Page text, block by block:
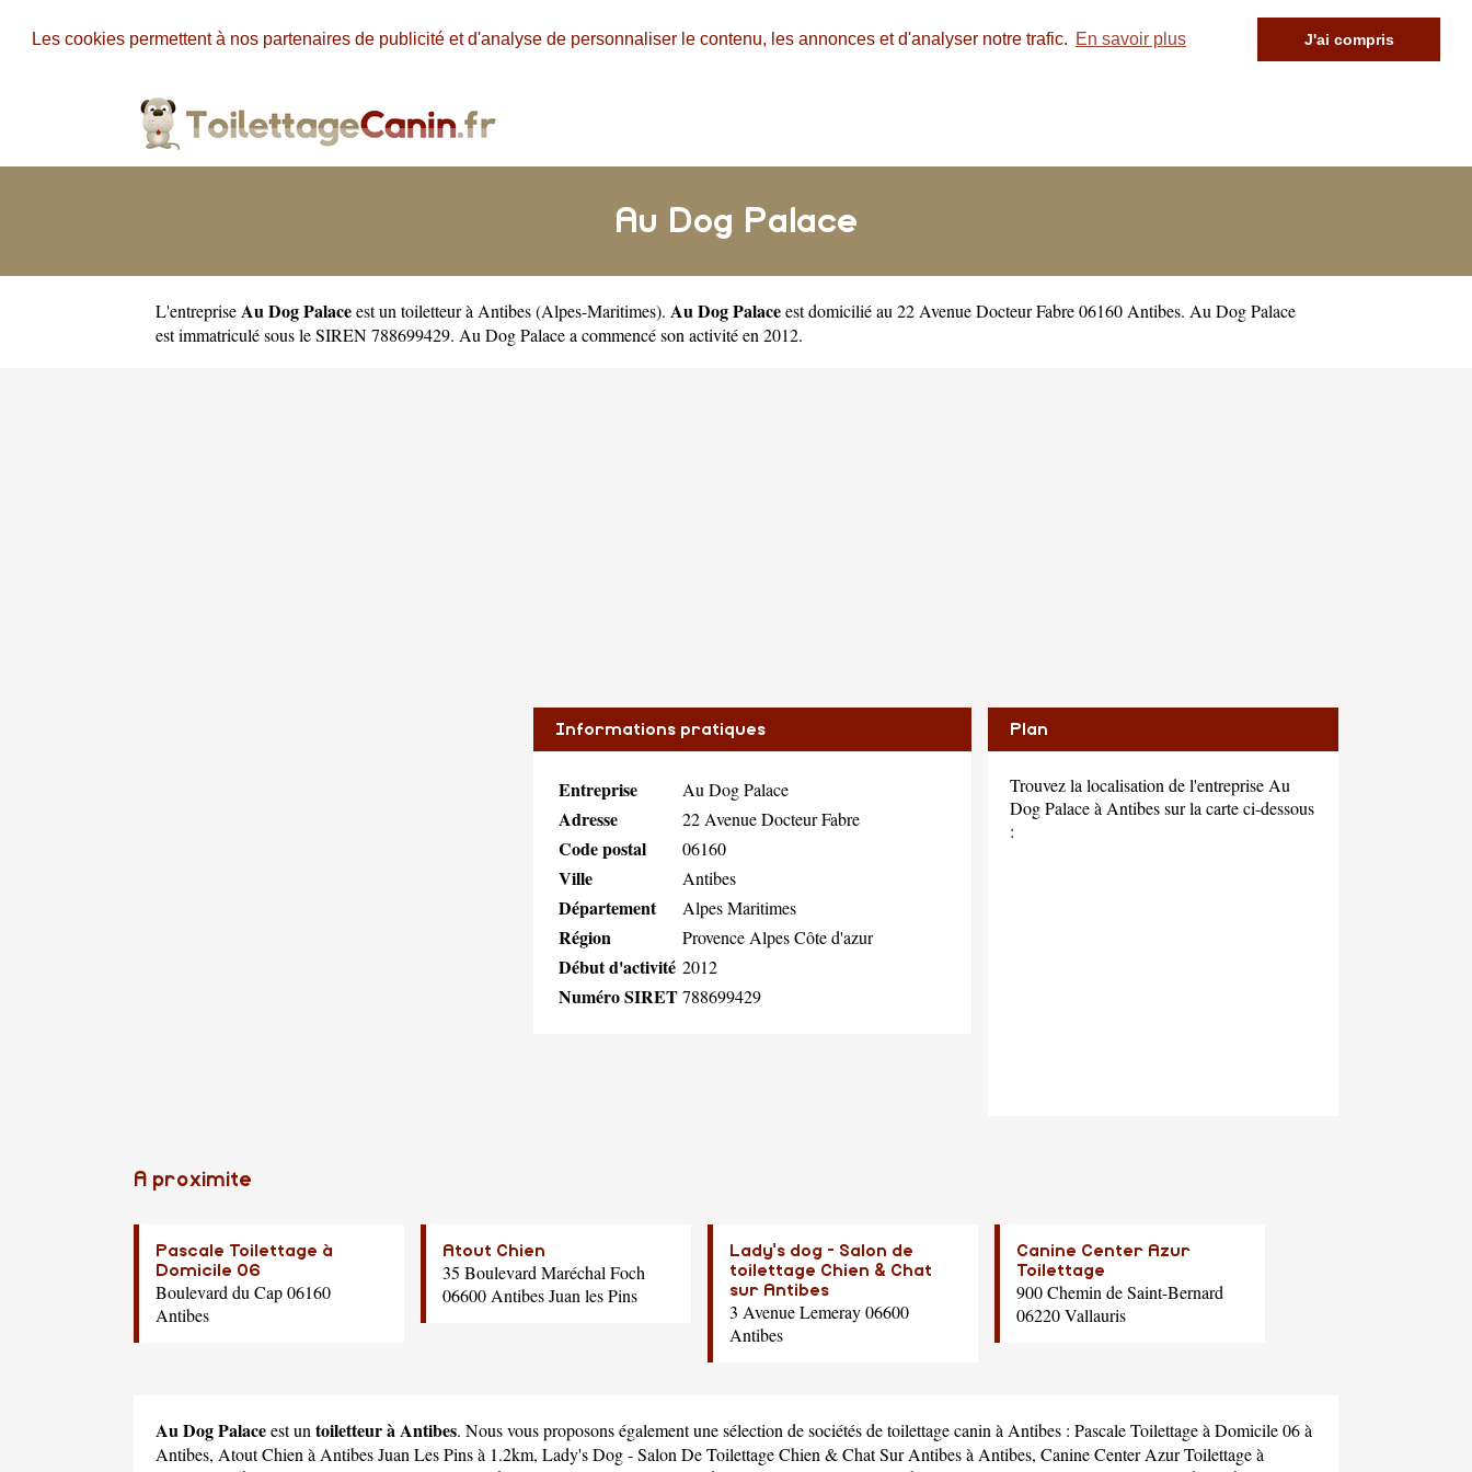
Les cookies permettent à nos partenaires de publicité et d'analyse de personnaliser le contenu, les annonces et d'analyser notre trafic. En savoir plus J'ai compris
Au Dog Palace
L'entreprise Au Dog Palaceest un toiletteur à Antibes(Alpes-Maritimes). Au Dog Palaceest domicilié au 22 Avenue Docteur Fabre 06160 Antibes. Au Dog Palace
est immatriculé sous le SIREN 788699429. Au Dog Palace a commencé son activité en 2012.
Informations pratiques
Entreprise Au Dog Palace
Adresse 22 Avenue Docteur Fabre
Code postal 06160
Ville Antibes
Département Alpes Maritimes
Région Provence Alpes Côte d'azur
Début d'activité 2012
Numéro SIRET788699429
Plan
Trouvez la localisation de l'entreprise Au
Dog Palace à Antibes sur la carte ci-dessous
:
A proximite
Pascale Toilettage à
Domicile 06
Boulevard du Cap 06160
Antibes
Atout Chien
35 Boulevard Maréchal Foch
06600 Antibes Juan les Pins
Lady's dog - Salon de
toilettage Chien & Chat
sur Antibes
3 Avenue Lemeray 06600
Antibes
Canine Center Azur
Toilettage
900 Chemin de Saint-Bernard
06220 Vallauris
Au Dog Palaceest untoiletteur à Antibes. Nous vous proposons également une sélection de sociétés de toilettage canin à Antibes : Pascale Toilettage à Domicile 06à
Antibes, Atout Chienà Antibes Juan Les Pins à 1.2km, Lady's Dog - Salon De Toilettage Chien & Chat Sur Antibesà Antibes, Canine Center Azur Toilettageà